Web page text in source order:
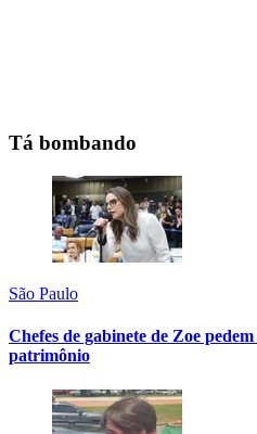
Tá bombando
São Paulo
Chefes de gabinete de Zoe
patrimônio